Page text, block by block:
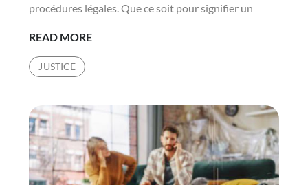
procédures légales. Que ce soit pour signifier un
READ MORECOMBIEN
HUISSIER
JUSTICE
À
LYON
JUSTICE